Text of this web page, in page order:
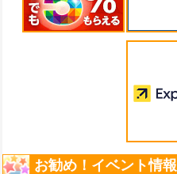
お勧め！イベント情報